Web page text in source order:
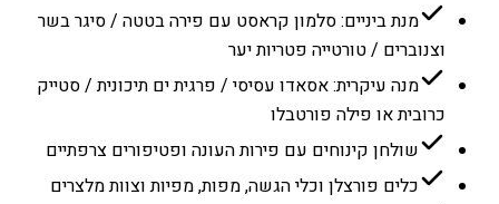
מנת ביניים: סלמון קראסט עם פירה בטטה / סיגר בשר
וצנוברים / טורטייה פטריות יער
מנה עיקרית: אסאדו עסיסי / פרגית ים תיכונית / סטייק
כרובית או פילה פורטבלו
שולחן קינוחים עם פירות העונה ופטיפורים צרפתיים
כלים פורצלן וכלי הגשה, מפות, מפיות וצוות מלצרים